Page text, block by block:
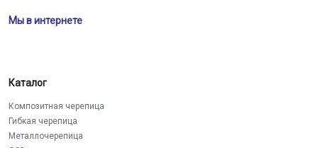
Мы в интернете
Каталог
Композитная черепица
Гибкая черепица
Металлочерепица